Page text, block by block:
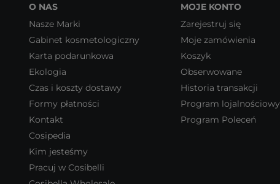
O NAS
Nasze Marki
Gabinet kosmetologiczny
Karta podarunkowa
Ekologia
Czas i koszty dostawy
Formy płatności
Kontakt
Cosipedia
Kim jesteśmy
Pracuj w Cosibelli
MOJE KONTO
Zarejestruj się
Moje zamówienia
Koszyk
Obserwowane
Historia transakcji
Program lojalnościowy
Program Poleceń